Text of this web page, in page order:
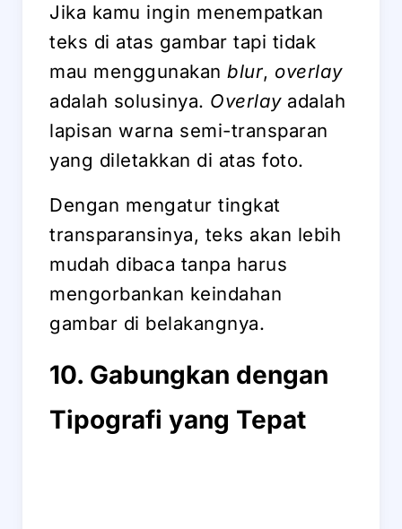
Jika kamu ingin menempatkan
teks di atas gambar tapi tidak
mau menggunakan blur, overlay
adalah solusinya. Overlayadalah
lapisan warna semi-transparan
yang diletakkan di atas foto.
Dengan mengatur tingkat
transparansinya, teks akan lebih
mudah dibaca tanpa harus
mengorbankan keindahan
gambar di belakangnya.
10. Gabungkan dengan
Tipografi yang Tepat